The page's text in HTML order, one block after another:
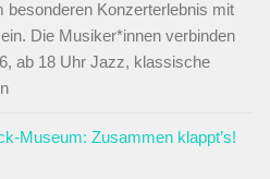
Konzerterlebnis mit
Die Musiker*innen verbinden
ab 18 Uhr Jazz, klassische
Museum: Zusammen klappt’s!